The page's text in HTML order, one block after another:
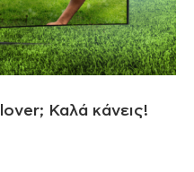
Καλά κάνεις!